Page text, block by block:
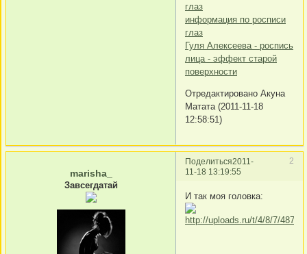
глаз
информация по росписи
глаз
Гуля Алексеева - роспись
лица - эффект старой
поверхности
Отредактировано Акуна
Матата (2011-11-18
12:58:51)
Поделиться 2
2011-
11-18 13:19:55
marisha_
Завсегдатай
И так моя головка: